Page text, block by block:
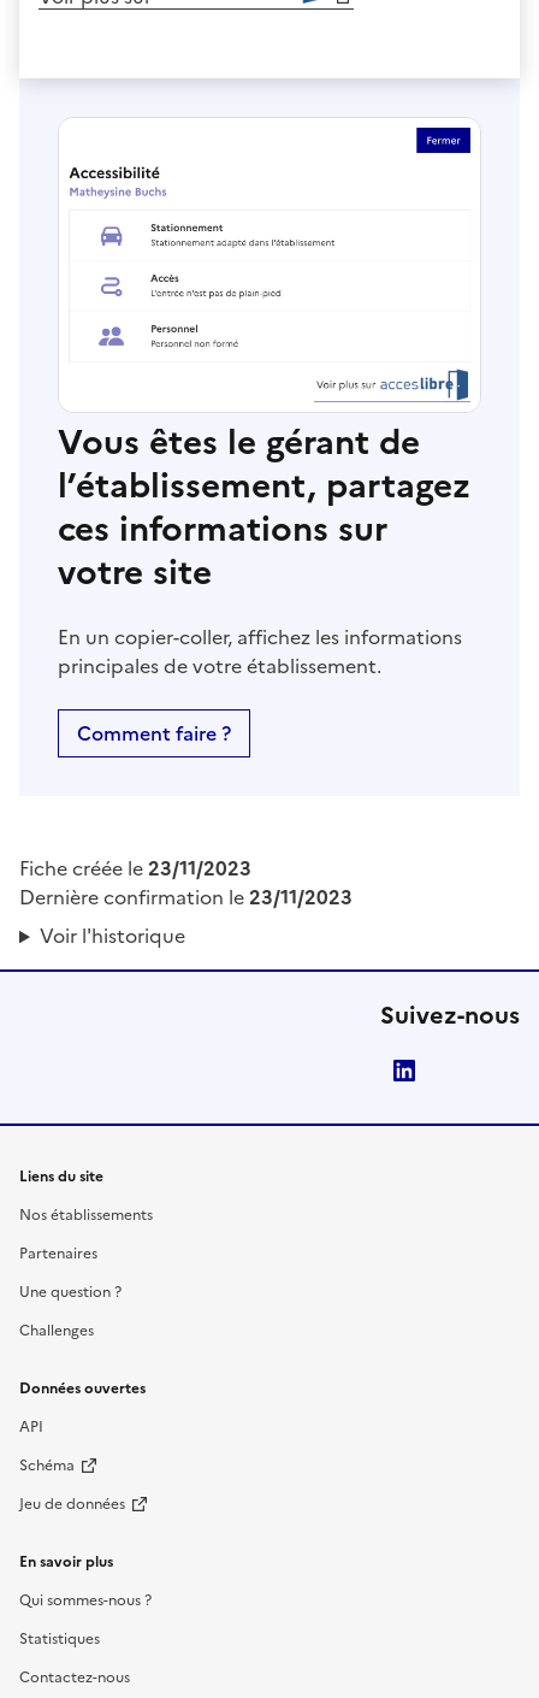
Vous êtes le gérant de
l’établissement, partagez
ces informations sur
votre site
En un copier-coller, affichez les informations
principales de votre établissement.
Comment faire ?
Fiche créée le23/11/2023
Dernière confirmation le23/11/2023
Voir l'historique
Suivez-nous
Liens du site
Nos établissements
Partenaires
Une question ?
Challenges
Données ouvertes
API
Schéma
Jeu de données
En savoir plus
Qui sommes-nous ?
Statistiques
Contactez-nous